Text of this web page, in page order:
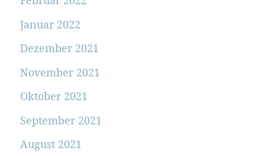
Januar 2022
Dezember 2021
November 2021
Oktober 2021
September 2021
August 2021